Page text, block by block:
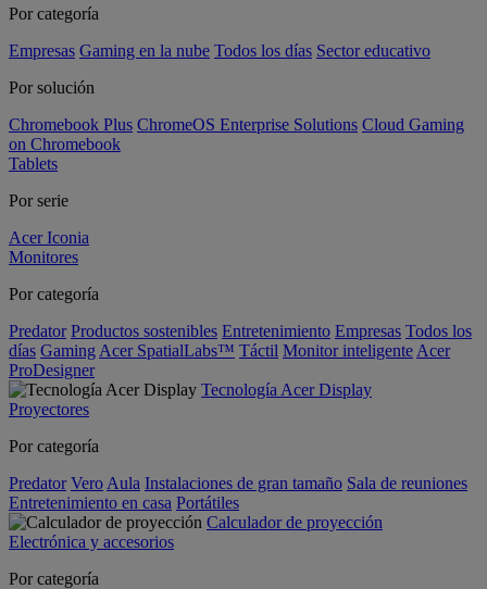
Por categoría
Empresas Gaming en la nube Todos los días Sector educativo
Por solución
Chromebook Plus ChromeOS Enterprise Solutions Cloud Gaming
on Chromebook
Tablets
Por serie
Acer Iconia
Monitores
Por categoría
Predator Productos sostenibles Entretenimiento Empresas Todos los
días Gaming Acer SpatialLabs™ Táctil Monitor inteligente Acer
ProDesigner
Tecnología Acer Display
Proyectores
Por categoría
Predator Vero Aula Instalaciones de gran tamaño Sala de reuniones
Entretenimiento en casa Portátiles
Calculador de proyección
Electrónica y accesorios
Por categoría